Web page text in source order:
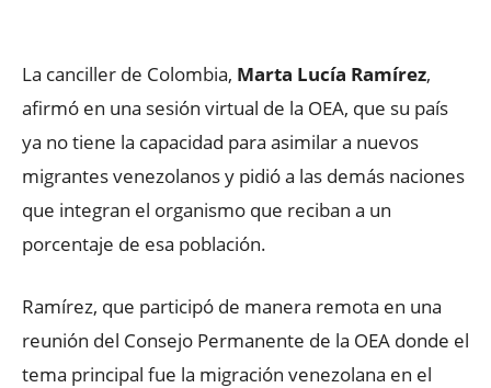
La canciller de Colombia, Marta Lucía Ramírez,
afirmó en una sesión virtual de la OEA, que su país
ya no tiene la capacidad para asimilar a nuevos
migrantes venezolanos y pidió a las demás naciones
que integran el organismo que reciban a un
porcentaje de esa población.
Ramírez, que participó de manera remota en una
reunión del Consejo Permanente de la OEA donde el
tema principal fue la migración venezolana en el